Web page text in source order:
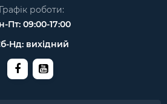
Графік роботи:
Пт: 09:00-17:00
Нд: вихідний